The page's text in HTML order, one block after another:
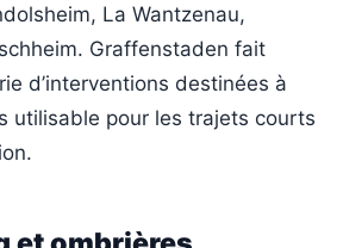
La Wantzenau,
Graffenstaden fait
d’interventions destinées à
utilisable pour les trajets courts